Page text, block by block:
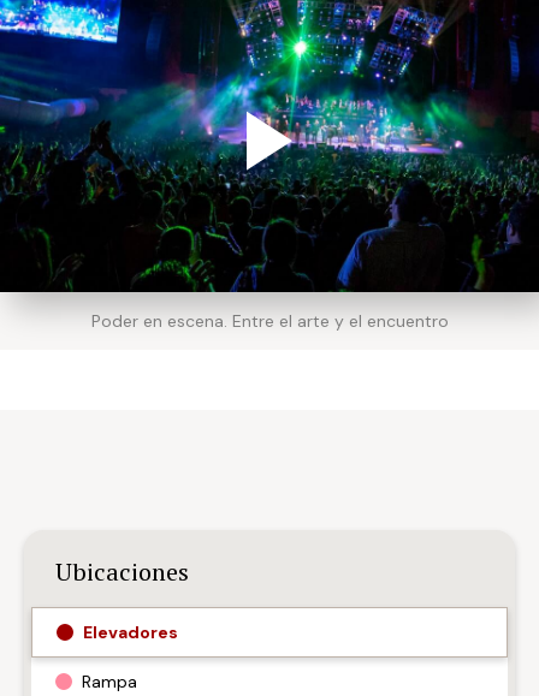
Poder en escena. Entre el arte y el encuentro
Ubicaciones
Elevadores
Rampa